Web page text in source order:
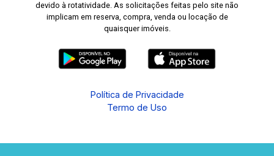
devido à rotatividade. As solicitações feitas pelo site não
implicam em reserva, compra, venda ou locação de
quaisquer imóveis.
Política de Privacidade
Termo de Uso